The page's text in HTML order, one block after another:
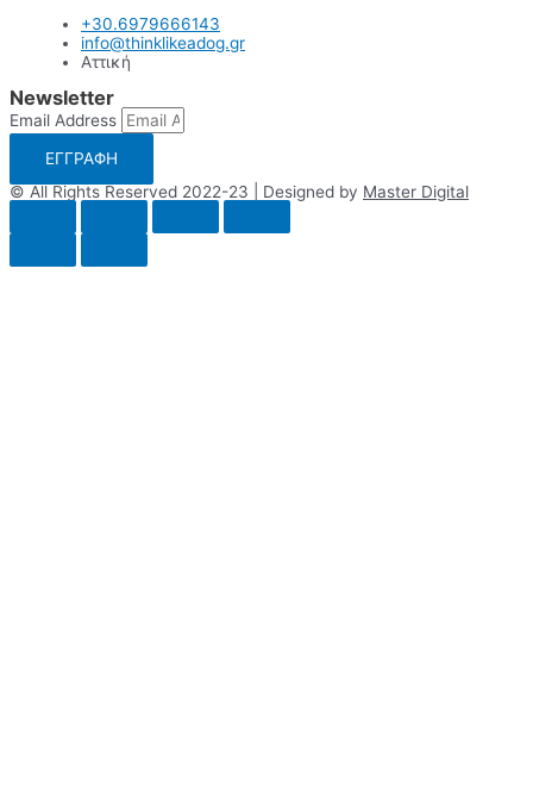
+30.6979666143
info@thinklikeadog.gr
Αττική
Newsletter
Email Address
ΕΓΓΡΑΦΗ
© All Rights Reserved 2022-23 | Designed by Master Digital